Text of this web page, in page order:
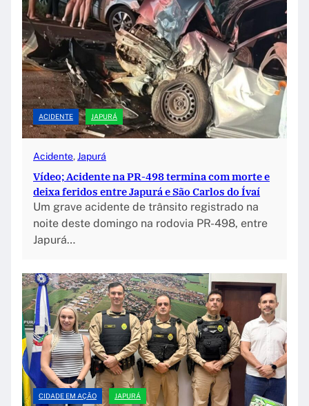
ACIDENTE JAPURÁ
Acidente, Japurá
Vídeo; Acidente na PR-498 termina com morte e
deixa feridos entre Japurá e São Carlos do Ívaí
Um grave acidente de trânsito registrado na
noite deste domingo na rodovia PR-498, entre
Japurá…
CIDADE EM AÇÃO JAPURÁ